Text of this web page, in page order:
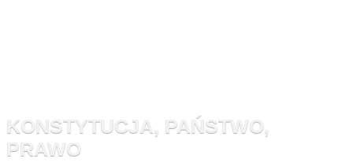
KONSTYTUCJA, PAŃSTWO,
PRAWO